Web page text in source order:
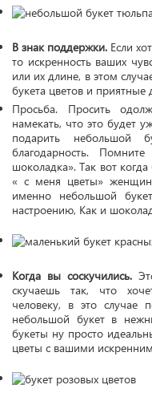
В знак поддержки. Если
то искренность ваших
или их длине, в этом
букета цветов и
Просьба. Просить
намекать, что это будет
подарить небольшой
благодарность.
шоколадка». Так вот
« с меня цветы»
именно небольшой
настроению, Как и
Когда вы соскучились.
скучаешь так, что
человеку, в это случае
небольшой букет в
букеты ну просто
цветы с вашими